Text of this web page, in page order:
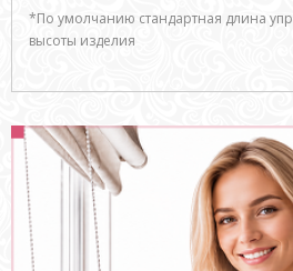
*По умолчанию стандартная длина
высоты изделия